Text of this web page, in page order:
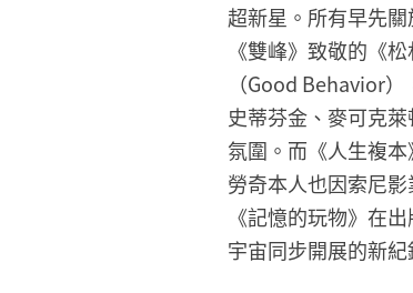
超新星。所有早先
《雙峰》致敬的《
（Good Behavior
史蒂芬金、麥可克
氛圍。而《人生複
勞奇本人也因索尼
《記憶的玩物》在
宇宙同步開展的新紀